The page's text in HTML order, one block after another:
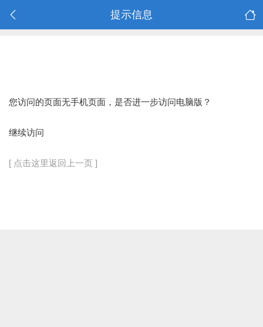
提示信息
您访问的页面无手机页面，是否进一步访问电脑版？
继续访问
[ 点击这里返回上一页 ]